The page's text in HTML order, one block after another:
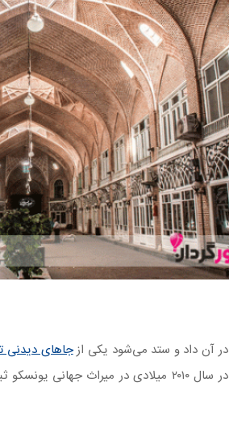
در آن داد و ستد می‌شود یکی ازجا‌های دیدنی